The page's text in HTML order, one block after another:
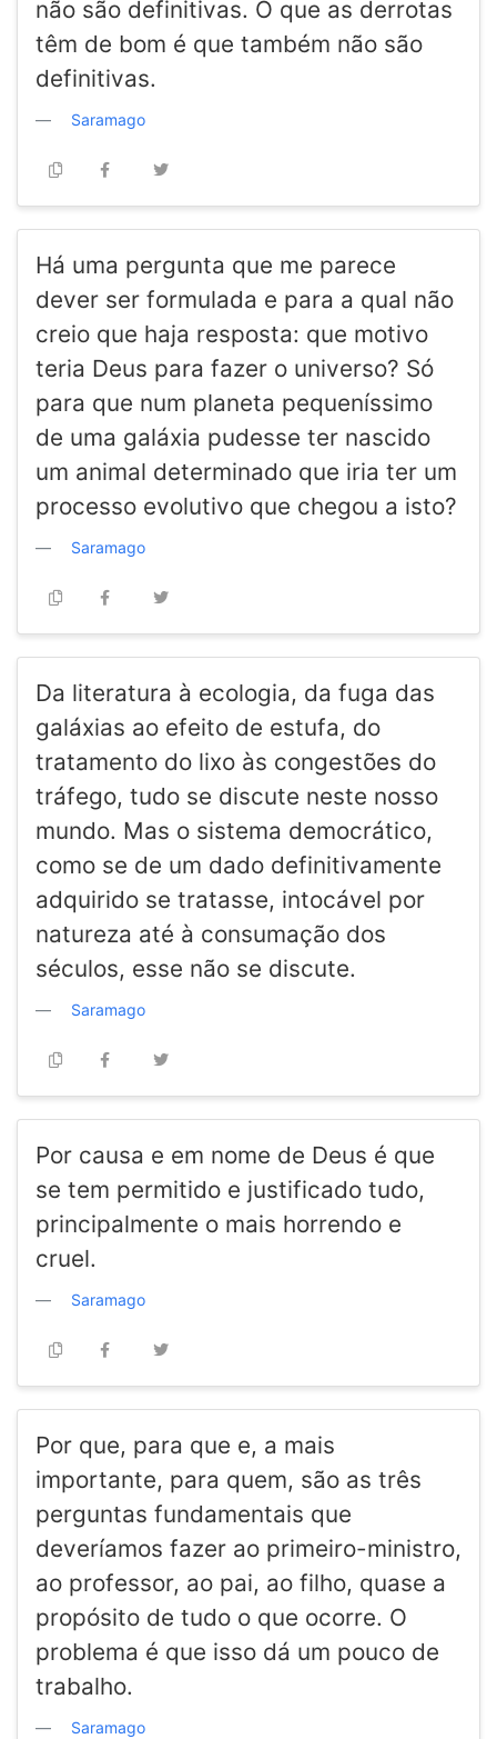
não são definitivas. O que as derrotas
têm de bom é que também não são
definitivas.
Saramago
Há uma pergunta que me parece
dever ser formulada e para a qual não
creio que haja resposta: que motivo
teria Deus para fazer o universo? Só
para que num planeta pequeníssimo
de uma galáxia pudesse ter nascido
um animal determinado que iria ter um
processo evolutivo que chegou a isto?
Saramago
Da literatura à ecologia, da fuga das
galáxias ao efeito de estufa, do
tratamento do lixo às congestões do
tráfego, tudo se discute neste nosso
mundo. Mas o sistema democrático,
como se de um dado definitivamente
adquirido se tratasse, intocável por
natureza até à consumação dos
séculos, esse não se discute.
Saramago
Por causa e em nome de Deus é que
se tem permitido e justificado tudo,
principalmente o mais horrendo e
cruel.
Saramago
Por que, para que e, a mais
importante, para quem, são as três
perguntas fundamentais que
deveríamos fazer ao primeiro-ministro,
ao professor, ao pai, ao filho, quase a
propósito de tudo o que ocorre. O
problema é que isso dá um pouco de
trabalho.
Saramago